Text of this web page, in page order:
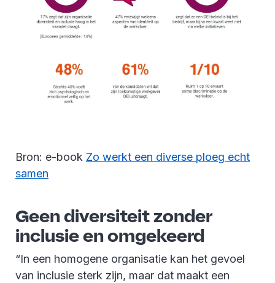
Bron: e-book Zo werkt een diverse ploeg echt
samen
Geen diversiteit zonder
inclusie en omgekeerd
“In een homogene organisatie kan het gevoel
van inclusie sterk zijn, maar dat maakt een